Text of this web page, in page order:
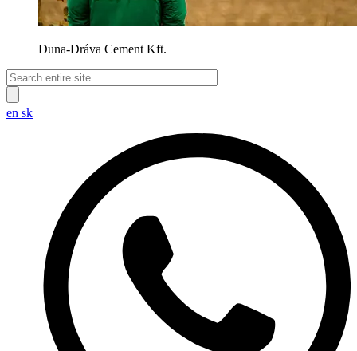
Duna-Dráva Cement Kft.
en sk